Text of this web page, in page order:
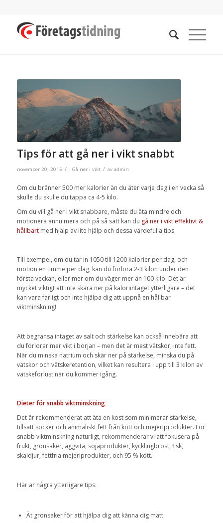
Tips för att gå ner i vikt snabbt
november 20, 2015 / i Gå ner i vikt / av admin
Om du bränner 500 mer kalorier än du äter varje dag i en vecka så
skulle du skulle du tappa ca 4-5 kilo.
Om du vill gå ner i vikt snabbare, måste du äta mindre och
motionera ännu mera och på så sätt kan du gå ner i vikt effektivt &
hållbartmed hjälp av lite hjälp och dessa värdefulla tips.
Till exempel, om du tar in 1050 till 1200 kalorier per dag, och
motion en timme per dag, kan du förlora 2-3 kilon under den
första veckan, eller mer om du väger mer än 100 kilo. Det är
mycket viktigt att inte skära ner på kaloriintaget ytterligare – det
kan vara farligt och inte hjälpa dig att uppnå en hållbar
viktminskning!
Att begränsa intaget av salt och stärkelse kan också innebära att
du förlorar mer vikt i början – men det är mest vätskor, inte fett.
När du minska natrium och skär ner på stärkelse, minska du på
vätskor och vätskeretention, vilket kan resultera i upp till 3 kilon av
vätskeförlust när du kommer igång.
Dieter för snabb viktminskning
Det är rekommenderat att äta en kost som minimerar stärkelse,
tillsatt socker och animaliskt fett från kött och mejeriprodukter. För
snabb viktminskning naturligt, rekommenderar vi att fokusera på
frukt, grönsaker, äggvita, sojaprodukter, kycklingbröst, fisk,
skaldjur, fettfria mejeriprodukter, och 95 % kött.
Här är några ytterligare tips:
Ät grönsaker för att hjälpa dig att känna dig mätt.